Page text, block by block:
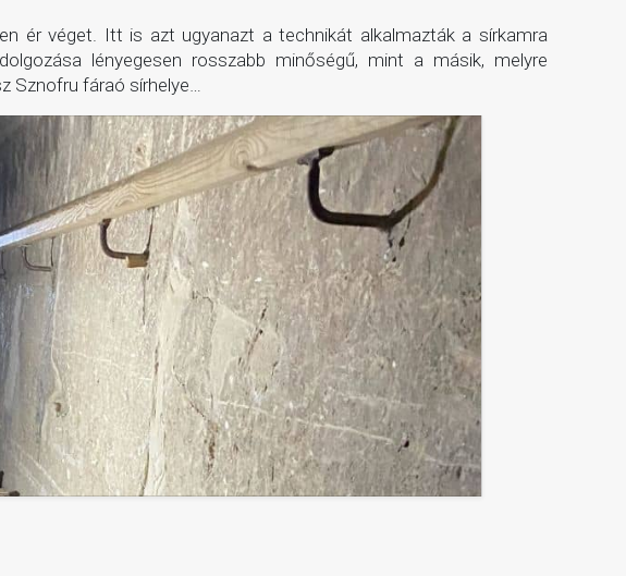
ér véget. Itt is azt ugyanazt a technikát alkalmazták a sírkamra
lényegesen rosszabb minőségű, mint a másik, melyre
Sznofru fáraó sírhelye…